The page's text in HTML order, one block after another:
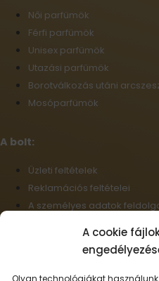
A cookie
Olyan technológiákat
Női parfümök
Férfi parfümök
Unisex parfümök
Utazási parfümök
Borotválkozás utáni
Mosóparfümök
A bolt:
Üzleti feltételek
Reklamációs feltételei
A személyes adatok
Nagykereskedelem
Elállás a szerződéstől